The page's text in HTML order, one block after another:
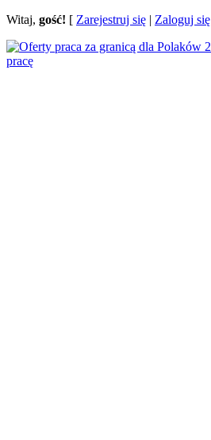
Witaj, gość! [ Zarejestruj się | Zaloguj się